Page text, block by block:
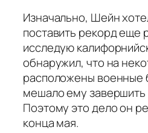
Изначально, Шейн
поставить рекорд еще
исследую
обнаружил, что на
расположены военные
мешало ему завершить
Поэтому это дело он
конца мая.